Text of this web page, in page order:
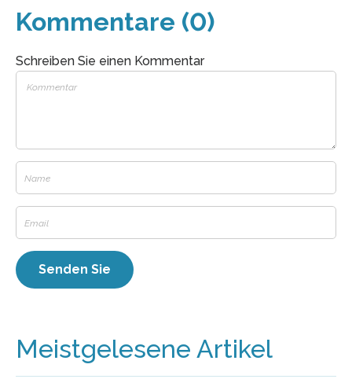
Kommentare (0)
Schreiben Sie einen Kommentar
Meistgelesene Artikel